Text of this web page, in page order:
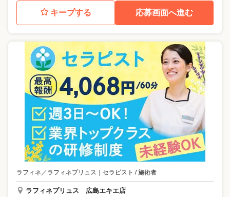
キープする 応募画面へ進む
ラフィネ／ラフィネプリュス ｜ セラピスト / 施術者
ラフィネプリュス 広島エキエ店